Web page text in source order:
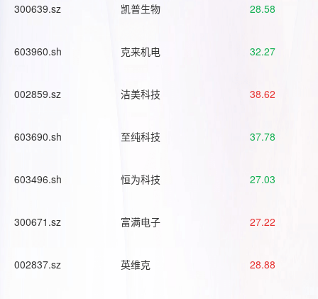
300639.sz 凯普生物 28.58
603960.sh 克来机电 32.27
002859.sz 洁美科技 38.62
603690.sh 至纯科技 37.78
603496.sh 恒为科技 27.03
300671.sz 富满电子 27.22
002837.sz 英维克 28.88